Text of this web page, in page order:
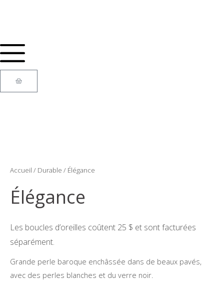
Panier
Accueil / Durable / Élégance
Élégance
Les boucles d’oreilles coûtent 25 $ et sont facturées
séparément.
Grande perle baroque enchâssée dans de beaux pavés,
avec des perles blanches et du verre noir.